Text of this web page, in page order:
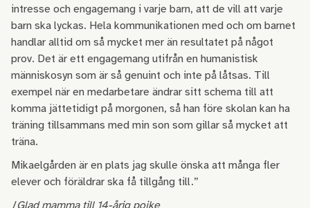
intresse och engagemang i varje barn, att de vill att varje
barn ska lyckas. Hela kommunikationen med och om barnet
handlar alltid om så mycket mer än resultatet på något
prov. Det är ett engagemang utifrån en humanistisk
människosyn som är så genuint och inte på låtsas. Till
exempel när en medarbetare ändrar sitt schema till att
komma jättetidigt på morgonen, så han före skolan kan ha
träning tillsammans med min son som gillar så mycket att
träna.
Mikaelgården är en plats jag skulle önska att många fler
elever och föräldrar ska få tillgång till.”
/Glad mamma till 14-årig pojke